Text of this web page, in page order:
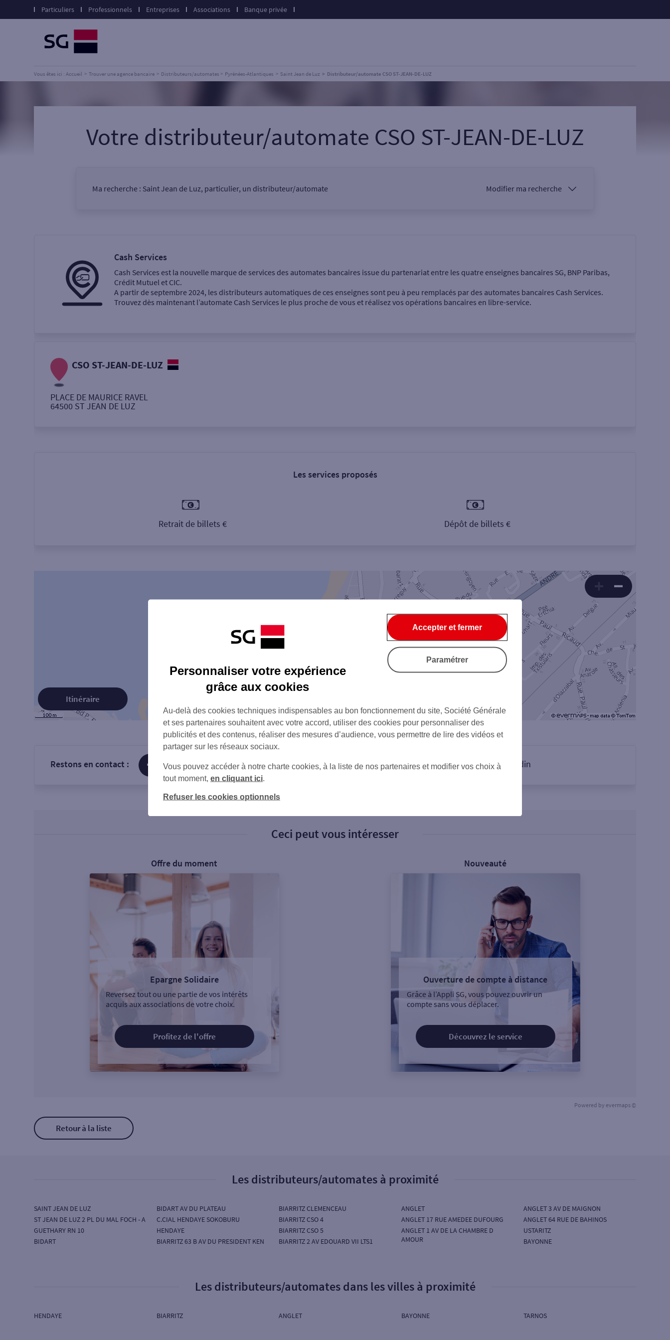
Particuliers Professionnels Entreprises Associations Banque privée
Vous êtes ici : Accueil Trouver une agence bancaire Distributeurs/automates Pyrénées-Atlantiques Saint Jean de Luz Distributeur/automate CSO ST-JEAN-DE-LUZ
Votre distributeur/automate CSO ST-JEAN-DE-LUZ
Ma recherche : Saint Jean de Luz, particulier, un distributeur/automate Modifier ma recherche
Ma recherche
Retrait de billets €
Cash Services
Cash Services est la nouvelle marque de services des automates bancaires issue du partenariat entre les quatre enseignes bancaires SG, BNP Paribas,
Crédit Mutuel et CIC.
A partir de septembre 2024, les distributeurs automatiques de ces enseignes sont peu à peu remplacés par des automates bancaires Cash Services.
Trouvez dès maintenant l’automate Cash Services le plus proche de vous et réalisez vos opérations bancaires en libre-service.
CSO ST-JEAN-DE-LUZ
PLACE DE MAURICE RAVEL
64500 ST JEAN DE LUZ
Les services proposés
Retrait de billets € Dépôt de billets €
Itinéraire
Restons en contact : sur Facebook sur Twitter sur Instagram sur Linkedin
Ceci peut vous intéresser
Offre du moment
Epargne Solidaire
Reversez tout ou une partie de vos intérêts
acquis aux associations de votre choix.
Profitez de l'offre
Nouveauté
Ouverture de compte à distance
Grâce à l’Appli SG, vous pouvez ouvrir un
compte sans vous déplacer.
Découvrez le service
Powered by evermaps ©
Retour à la liste
Les distributeurs/automates à proximité
SAINT JEAN DE LUZ
ST JEAN DE LUZ 2 PL DU MAL FOCH - A
GUETHARY RN 10
BIDART
BIDART AV DU PLATEAU
C.CIAL HENDAYE SOKOBURU
HENDAYE
BIARRITZ 63 B AV DU PRESIDENT KEN
BIARRITZ CLEMENCEAU
BIARRITZ CSO 4
BIARRITZ CSO 5
BIARRITZ 2 AV EDOUARD VII LTS1
ANGLET
ANGLET 17 RUE AMEDEE DUFOURG
ANGLET 1 AV DE LA CHAMBRE D
AMOUR
ANGLET 3 AV DE MAIGNON
ANGLET 64 RUE DE BAHINOS
USTARITZ
BAYONNE
Les distributeurs/automates dans les villes à proximité
HENDAYE BIARRITZ ANGLET BAYONNE TARNOS
Personnaliser votre expérience
grâce aux cookies
Au-delà des cookies techniques indispensables au bon fonctionnement du site, Société Générale
et ses partenaires souhaitent avec votre accord, utiliser des cookies pour personnaliser des
publicités et des contenus, réaliser des mesures d’audience, vous permettre de lire des vidéos et
partager sur les réseaux sociaux.
Vous pouvez accéder à notre charte cookies, à la liste de nos partenaires et modifier vos choix à
tout moment, en cliquant ici.
Refuser les cookies optionnels
Accepter et fermer
Paramétrer